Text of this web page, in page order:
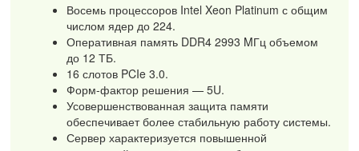
Восемь процессоров Intel Xeon Platinum с общим
числом ядер до 224.
Оперативная память DDR4 2993 MГц объемом
до 12 ТБ.
16 слотов PCIe 3.0.
Форм-фактор решения — 5U.
Усовершенствованная защита памяти
обеспечивает более стабильную работу системы.
Сервер характеризуется повышенной